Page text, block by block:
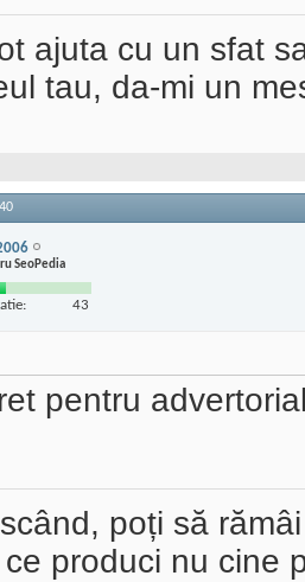
ajuta cu un sfat
tau, da-mi un
SeoPedia
43
pentru
poți să
produci nu cine